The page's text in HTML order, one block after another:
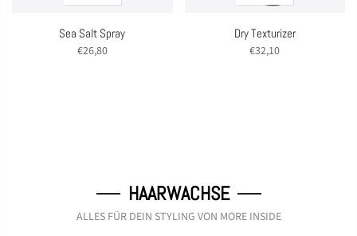
Sea Salt Spray
€26,80
Dry Texturizer
€32,10
HAARWACHSE
ALLES FÜR DEIN STYLING VON MORE INSIDE